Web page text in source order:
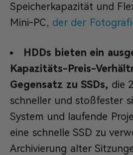
Speicherkapazität und
Mini-PC, der der
HDDs bieten ein
Kapazitäts-Preis-
Gegensatz zu SSDs, die
schneller und stoßfester
System und laufende
eine schnelle SSD zu
Archivierung alter